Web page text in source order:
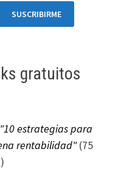
gratuitos
"10 estrategias para
rentabilidad"(75